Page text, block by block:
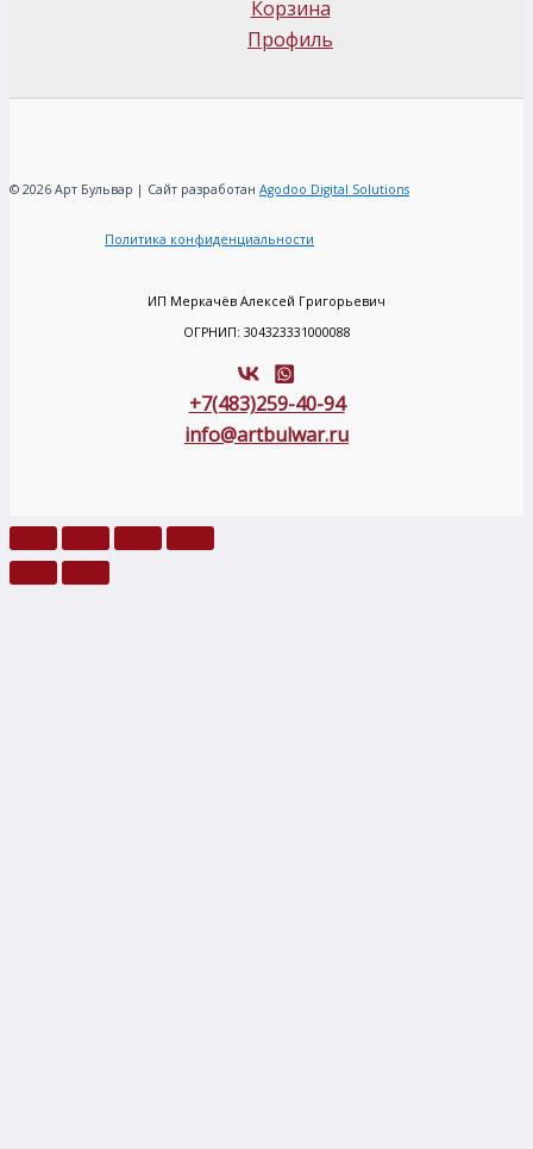
Корзина
Профиль
© 2026 Арт Бульвар | Сайт разработан Agodoo Digital Solutions
Политика конфиденциальности
ИП Меркачёв Алексей Григорьевич
ОГРНИП: 304323331000088
+7(483)259-40-94
info@artbulwar.ru